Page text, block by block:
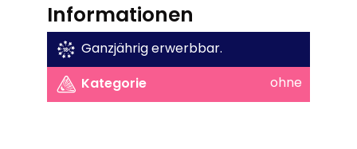
Informationen
Ganzjährig erwerbbar.
Kategorie
ohne